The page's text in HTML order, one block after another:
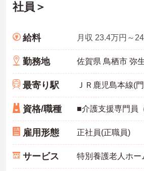
社員＞
給料
勤務地
最寄り駅
資格/職種
雇用形態 正社員(正職員)
サービス